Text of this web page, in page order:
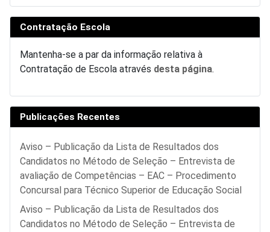
Contratação Escola
Mantenha-se a par da informação relativa à
Contratação de Escola através desta página.
Publicações Recentes
Aviso – Publicação da Lista de Resultados dos
Candidatos no Método de Seleção – Entrevista de
avaliação de Competências – EAC – Procedimento
Concursal para Técnico Superior de Educação Social
Aviso – Publicação da Lista de Resultados dos
Candidatos no Método de Seleção – Entrevista de